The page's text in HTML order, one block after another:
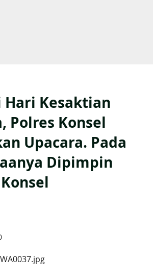
Kesaktian
Polres Konsel
Upacara. Pada
Dipimpin